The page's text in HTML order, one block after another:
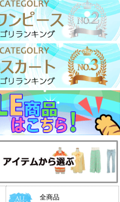
全商品